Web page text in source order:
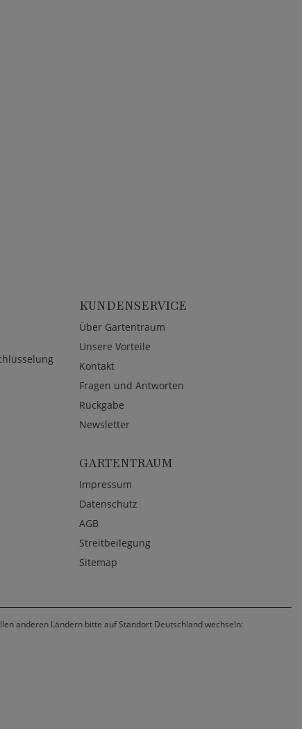
KUNDENSERVICE
Über Gartentraum
Unsere Vorteile
Kontakt
Fragen und Antworten
Rückgabe
Newsletter
GARTENTRAUM
Impressum
Datenschutz
AGB
Streitbeilegung
Sitemap
anderen Ländern bitte auf Standort Deutschland wechseln: